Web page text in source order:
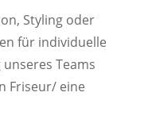
Styling oder
für individuelle
Teams
Friseur/ eine